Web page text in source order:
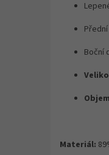
Boční
Materiál: